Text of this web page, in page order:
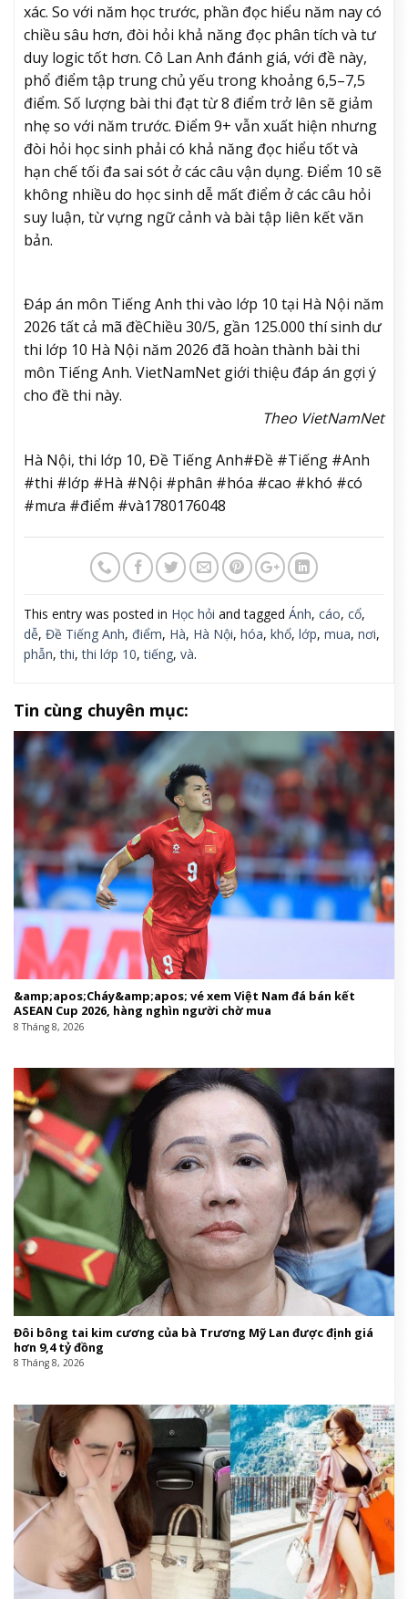
xác. So với năm học trước, phần đọc hiểu năm nay có
chiều sâu hơn, đòi hỏi khả năng đọc phân tích và tư
duy logic tốt hơn. Cô Lan Anh đánh giá, với đề này,
phổ điểm tập trung chủ yếu trong khoảng 6,5–7,5
điểm. Số lượng bài thi đạt từ 8 điểm trở lên sẽ giảm
nhẹ so với năm trước. Điểm 9+ vẫn xuất hiện nhưng
đòi hỏi học sinh phải có khả năng đọc hiểu tốt và
hạn chế tối đa sai sót ở các câu vận dụng. Điểm 10 sẽ
không nhiều do học sinh dễ mất điểm ở các câu hỏi
suy luận, từ vựng ngữ cảnh và bài tập liên kết văn
bản.
Đáp án môn Tiếng Anh thi vào lớp 10 tại Hà Nội năm
2026 tất cả mã đềChiều 30/5, gần 125.000 thí sinh dư
thi lớp 10 Hà Nội năm 2026 đã hoàn thành bài thi
môn Tiếng Anh. VietNamNet giới thiệu đáp án gợi ý
cho đề thi này.
Theo VietNamNet
Hà Nội, thi lớp 10, Đề Tiếng Anh#Đề #Tiếng #Anh
#thi #lớp #Hà #Nội #phân #hóa #cao #khó #có
#mưa #điểm #và1780176048
This entry was posted in Học hỏi and tagged Ánh, cáo, cổ,
dễ, Đề Tiếng Anh, điểm, Hà, Hà Nội, hóa, khổ, lớp, mua, nơi,
phẫn,thi,thi lớp 10,tiếng, và.
Tin cùng chuyên mục:
&amp;apos;Cháy&amp;apos; vé xem Việt Nam đá bán kết
ASEAN Cup 2026, hàng nghìn người chờ mua
8 Tháng 8, 2026
Đôi bông tai kim cương của bà Trương Mỹ Lan được định giá
hơn 9,4 tỷ đồng
8 Tháng 8, 2026